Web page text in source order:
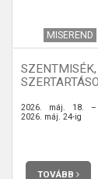
MISEREND
SZENTMISÉK,
2026. máj. 18. –
2026. máj. 24-ig
TOVÁBB